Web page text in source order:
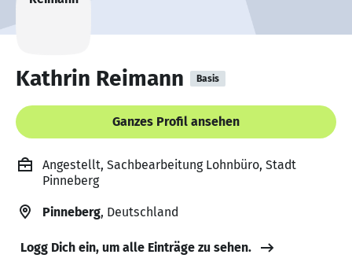
Kathrin Reimann Basis
Ganzes Profil ansehen
Angestellt, Sachbearbeitung Lohnbüro, Stadt
Pinneberg
Pinneberg, Deutschland
Logg Dich ein, um alle Einträge zu sehen.